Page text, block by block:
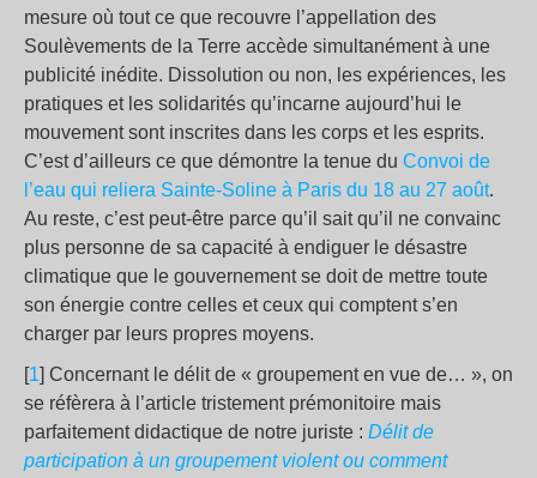
mesure où tout ce que recouvre l’appellation des
Soulèvements de la Terre accède simultanément à une
publicité inédite. Dissolution ou non, les expériences, les
pratiques et les solidarités qu’incarne aujourd’hui le
mouvement sont inscrites dans les corps et les esprits.
C’est d’ailleurs ce que démontre la tenue du Convoi de
l’eau qui reliera Sainte-Soline à Paris du 18 au 27 août.
Au reste, c’est peut-être parce qu’il sait qu’il ne convainc
plus personne de sa capacité à endiguer le désastre
climatique que le gouvernement se doit de mettre toute
son énergie contre celles et ceux qui comptent s’en
charger par leurs propres moyens.
[1] Concernant le délit de « groupement en vue de… », on
se réfèrera à l’article tristement prémonitoire mais
parfaitement didactique de notre juriste : Délit de
participation à un groupement violent ou comment